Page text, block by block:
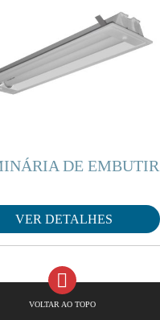
DE EMBUTIR
VER DETALHES
VOLTAR AO TOPO